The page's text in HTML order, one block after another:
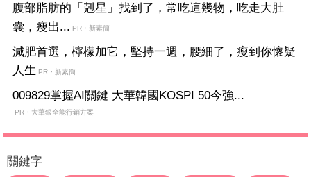
腹部脂肪的「剋星」找到了，常吃這幾物，吃走大肚
囊，瘦出... PR・新素簡
減肥首選，檸檬加它，堅持一週，腰細了，瘦到你懷疑
人生 PR・新素簡
009829掌握AI關鍵 大華韓國KOSPI 50今強...
PR・大華銀全能行銷方案
關鍵字